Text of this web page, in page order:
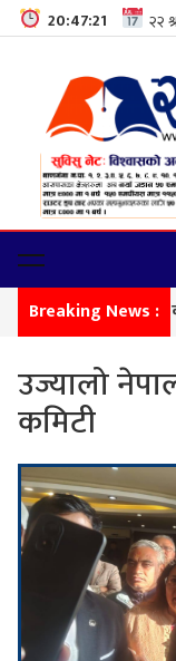
20:47:22
Breaking News :
उज्यालो
कमिटी